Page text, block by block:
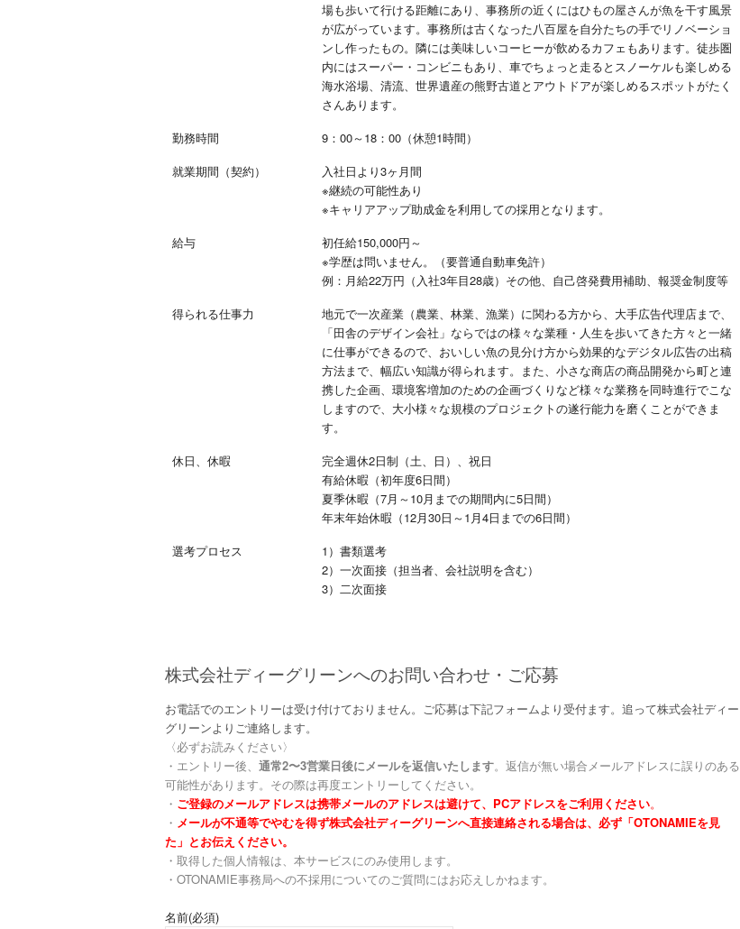
場も歩いて行ける距離にあり、事務所の近くにはひもの屋さんが魚を干す風景
が広がっています。事務所は古くなった八百屋を自分たちの手でリノベーショ
ンし作ったもの。隣には美味しいコーヒーが飲めるカフェもあります。徒歩圏
内にはスーパー・コンビニもあり、車でちょっと走るとスノーケルも楽しめる
海水浴場、清流、世界遺産の熊野古道とアウトドアが楽しめるスポットがたく
さんあります。
勤務時間
9：00～18：00（休憩1時間）
就業期間（契約）
入社日より3ヶ月間
※継続の可能性あり
※キャリアアップ助成金を利用しての採用となります。
給与
初任給150,000円～
※学歴は問いません。（要普通自動車免許）
例：月給22万円（入社3年目28歳）その他、自己啓発費用補助、報奨金制度等
得られる仕事力
地元で一次産業（農業、林業、漁業）に関わる方から、大手広告代理店まで、
「田舎のデザイン会社」ならではの様々な業種・人生を歩いてきた方々と一緒
に仕事ができるので、おいしい魚の見分け方から効果的なデジタル広告の出稿
方法まで、幅広い知識が得られます。また、小さな商店の商品開発から町と連
携した企画、環境客増加のための企画づくりなど様々な業務を同時進行でこな
しますので、大小様々な規模のプロジェクトの遂行能力を磨くことができま
す。
休日、休暇
完全週休2日制（土、日）、祝日
有給休暇（初年度6日間）
夏季休暇（7月～10月までの期間内に5日間）
年末年始休暇（12月30日～1月4日までの6日間）
選考プロセス
1）書類選考
2）一次面接（担当者、会社説明を含む）
3）二次面接
株式会社ディーグリーンへのお問い合わせ・ご応募
お電話でのエントリーは受け付けておりません。ご応募は下記フォームより受付ます。追って株式会社ディー
グリーンよりご連絡します。
〈必ずお読みください〉
・エントリー後、 通常2〜3営業日後にメールを返信いたします。返信が無い場合メールアドレスに誤りのある
可能性があります。その際は再度エントリーしてください。
・ ご登録のメールアドレスは携帯メールのアドレスは避けて、PCアドレスをご利用ください。
・ メールが不通等でやむを得ず株式会社ディーグリーンへ直接連絡される場合は、必ず「OTONAMIEを見
た」とお伝えください。
・取得した個人情報は、本サービスにのみ使用します。
・OTONAMIE事務局への不採用についてのご質問にはお応えしかねます。
名前(必須)